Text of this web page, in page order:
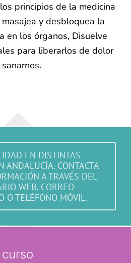
principios de la medicina
y desbloquea la
en los órganos, Disuelve
para liberarlos de dolor
EN DISTINTAS
ANDALUCÍA. CONTACTA
A TRAVÉS DEL
WEB, CORREO
O TELÉFONO MÓVIL.